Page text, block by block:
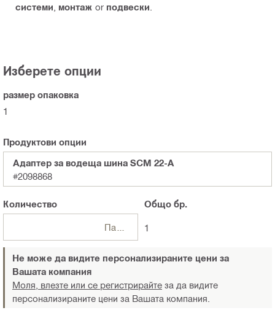
системи монтаж or подвески
Изберете опции
размер опаковка
1
Продуктови опции
Адаптер за водеща шина SCM 22-A
#2098868
Количество Общо бр.
1
Не може да видите персонализираните цени за
Вашата компания
Моля, влезте или се регистрирайте за да видите
персонализираните цени за Вашата компания.